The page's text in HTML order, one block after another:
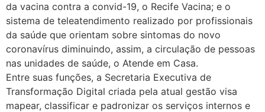
da vacina contra a convid-19, o Recife Vacina; e o
sistema de teleatendimento realizado por profissionais
da saúde que orientam sobre sintomas do novo
coronavírus diminuindo, assim, a circulação de pessoas
nas unidades de saúde, o Atende em Casa.
Entre suas funções, a Secretaria Executiva de
Transformação Digital criada pela atual gestão visa
mapear, classificar e padronizar os serviços internos e